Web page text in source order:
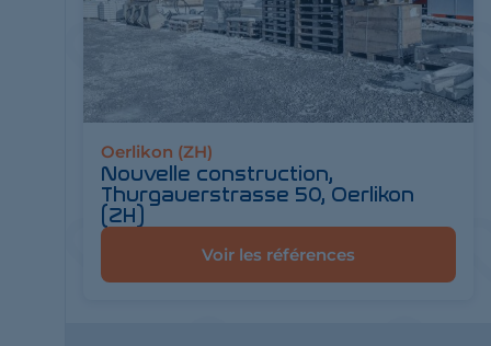
Oerlikon (ZH)
Nouvelle construction,
Thurgauerstrasse 50, Oerlikon
(ZH)
Voir les références